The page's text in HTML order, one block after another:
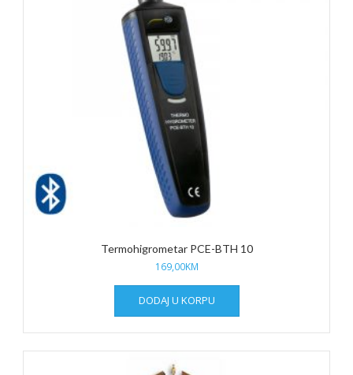
Termohigrometar PCE-BTH 10
169,00KM
DODAJ U KORPU